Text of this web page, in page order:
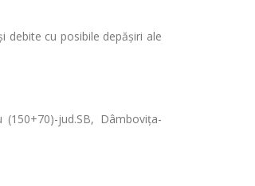
debite cu posibile depăşiri ale
jud.SB, Dâmbovița-